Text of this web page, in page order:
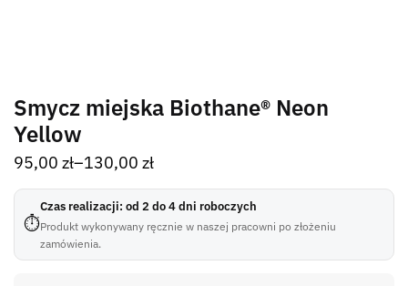
Smycz miejska Biothane® Neon
Yellow
95,00 zł–130,00 zł
⏱
Czas realizacji: od 2 do 4 dni roboczych
Produkt wykonywany ręcznie w naszej pracowni po złożeniu
zamówienia.